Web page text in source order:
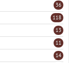
36
118
13
11
14